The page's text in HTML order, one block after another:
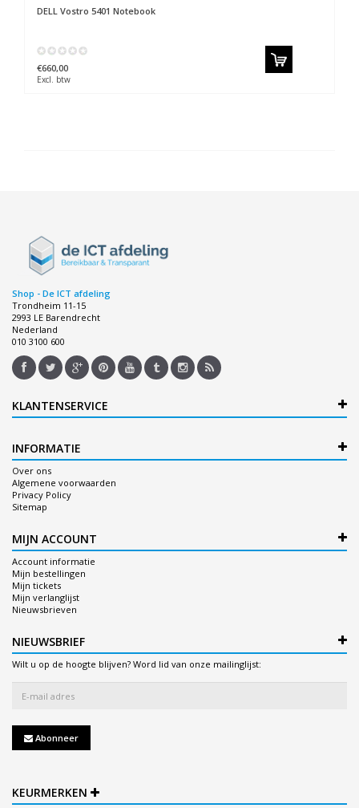
DELL Vostro 5401 Notebook
€660,00
Excl. btw
Shop - De ICT afdeling
Trondheim 11-15
2993 LE Barendrecht
Nederland
010 3100 600
KLANTENSERVICE
INFORMATIE
Over ons
Algemene voorwaarden
Privacy Policy
Sitemap
MIJN ACCOUNT
Account informatie
Mijn bestellingen
Mijn tickets
Mijn verlanglijst
Nieuwsbrieven
NIEUWSBRIEF
Wilt u op de hoogte blijven? Word lid van onze mailinglijst:
Abonneer
KEURMERKEN